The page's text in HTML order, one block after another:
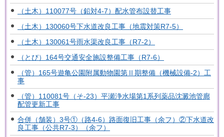
（土木）110077号（鉛対4-7）配水管布設替工事
（土木）130060号下水道改良工事（地震対策R7-5）
（土木）130061号雨水渠改良工事（R7-2）
（とび）164号交通安全施設整備工事（R7-6）
（管）165号遊亀公園附属動物園第Ⅱ期整備（機械設備-2）工
事
（管）110081号（そ-23）平瀬浄水場第1系列薬品沈澱池管廊
配管更新工事
合併（舗装）3号①（路4-6）路面復旧工事（余フ）②下水道改
良工事（公共R7-3）（余フ）